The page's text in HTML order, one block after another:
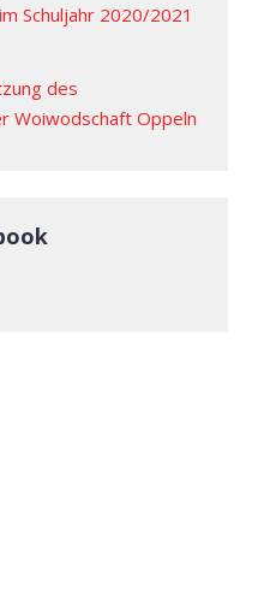
Schuljahr 2020/2021
des
Woiwodschaft Oppeln